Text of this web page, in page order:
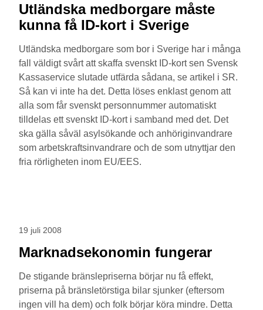
Utländska medborgare måste
kunna få ID-kort i Sverige
Utländska medborgare som bor i Sverige har i många
fall väldigt svårt att skaffa svenskt ID-kort sen Svensk
Kassaservice slutade utfärda sådana, se artikel i SR.
Så kan vi inte ha det. Detta löses enklast genom att
alla som får svenskt personnummer automatiskt
tilldelas ett svenskt ID-kort i samband med det. Det
ska gälla såväl asylsökande och anhöriginvandrare
som arbetskraftsinvandrare och de som utnyttjar den
fria rörligheten inom EU/EES.
19 juli 2008
Marknadsekonomin fungerar
De stigande bränslepriserna börjar nu få effekt,
priserna på bränsletörstiga bilar sjunker (eftersom
ingen vill ha dem) och folk börjar köra mindre. Detta